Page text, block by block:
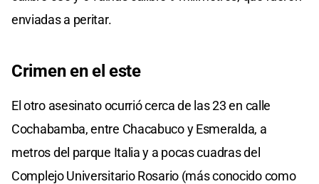
enviadas a peritar.
Crimen en el este
El otro asesinato ocurrió cerca de las 23 en calle
Cochabamba, entre Chacabuco y Esmeralda, a
metros del parque Italia y a pocas cuadras del
Complejo Universitario Rosario (más conocido como